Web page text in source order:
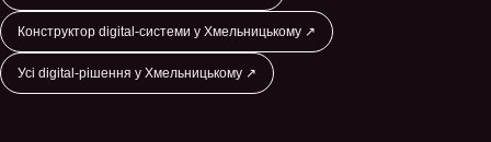
Конструктор digital-системи у Хмельницькому ↗
Усі digital-рішення у Хмельницькому ↗